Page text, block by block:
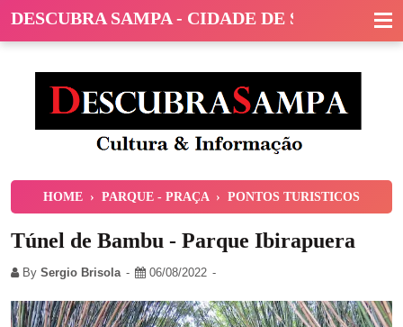
DESCUBRA SAMPA - CIDADE DE SÃO PAULO
HOME › PARQUE - PRAÇA › PONTOS TURISTICOS
Túnel de Bambu - Parque Ibirapuera
By Sergio Brisola 06/08/2022